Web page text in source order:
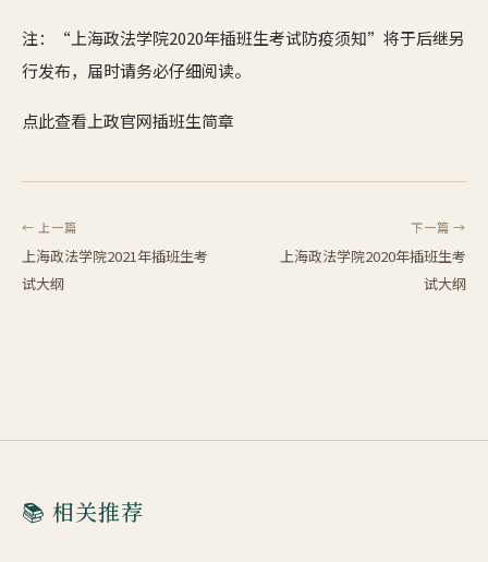
注：“上海政法学院2020年插班生考试防疫须知”将于后继另
行发布，届时请务必仔细阅读。
点此查看上政官网插班生简章
← 上一篇
上海政法学院2021年插班生考
试大纲
下一篇 →
上海政法学院2020年插班生考
试大纲
📚 相关推荐